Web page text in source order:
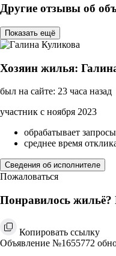
Другие отзывы об
Показать ещё
Хозяин жилья:
был на сайте: 23 часа назад
участник с ноября 2023
обрабатывает запросы
среднее время
Сведения об исполнителе
Пожаловаться
Понравилось жильё?
Копировать ссылку
Объявление №1655772